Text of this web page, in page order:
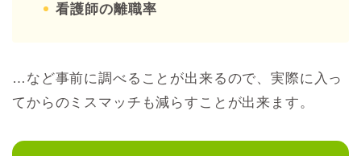
看護師の離職率
…など事前に調べることが出来るので、実際に入っ
てからのミスマッチも減らすことが出来ます。